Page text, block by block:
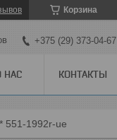
Корзина
+375 (29) 373-04-67
НАС КОНТАКТЫ
551-1992r-ue